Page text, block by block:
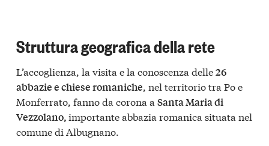
Struttura geografica della rete
L’accoglienza, la visita e la conoscenza delle26
abbazie e chiese romaniche , nel territorio tra Po e
Monferrato, fanno da corona a Santa Maria di
Vezzolano,importante abbazia romanica situata nel
comune di Albugnano.